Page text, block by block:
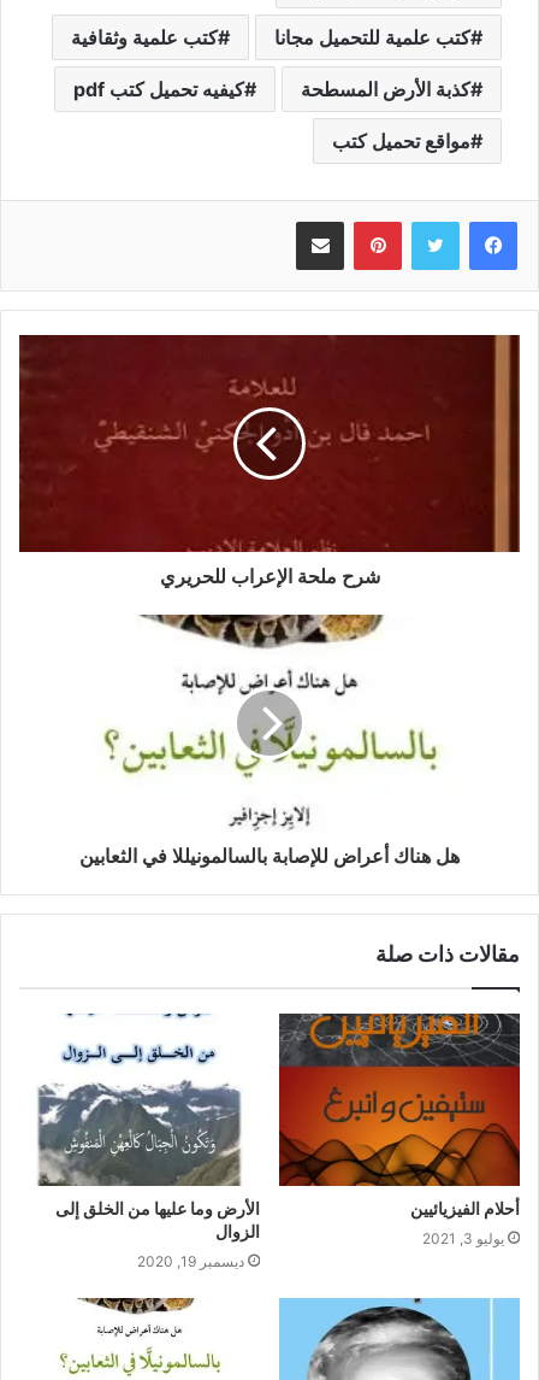
كتب علمية للتحميل مجانا كتب علمية وثقافية
كذبة الأرض المسطحة كيفيه تحميل كتب pdf
مواقع تحميل كتب
بينتيريست
شرح ملحة الإعراب للحريري
هل هناك أعراض للإصابة بالسالمونيللا في الثعابين
مقالات ذات صلة
أحلام الفيزيائيين
يوليو 3, 2021
الأرض وما عليها من الخلق إلى
الزوال
ديسمبر 19, 2020